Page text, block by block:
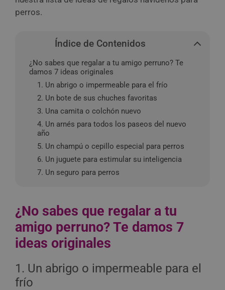
perros.
Índice de Contenidos
¿No sabes que regalar a tu amigo perruno? Te
damos 7 ideas originales
1. Un abrigo o impermeable para el frío
2. Un bote de sus chuches favoritas
3. Una camita o colchón nuevo
4. Un arnés para todos los paseos del nuevo
año
5. Un champú o cepillo especial para perros
6. Un juguete para estimular su inteligencia
7. Un seguro para perros
¿No sabes que regalar a tu
amigo perruno? Te damos 7
ideas originales
1. Un abrigo o impermeable para el
frío